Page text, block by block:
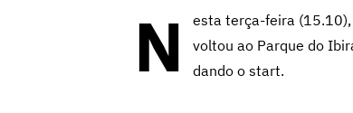
N esta terça-feira (15.10),
voltou ao Parque do
dando o start.